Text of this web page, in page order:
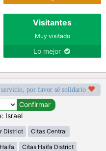
Visitantes
Muy visitado
Lo mejor
por favor sé solidario
Israel
District Citas Central
Citas Haifa District